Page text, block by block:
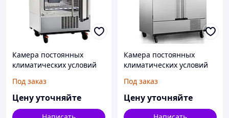
Камера постоянных
климатических условий
освещением
Под заказ
Цену уточняйте
Камера постоянных
климатических условий
освещением
Под заказ
Цену уточняйте